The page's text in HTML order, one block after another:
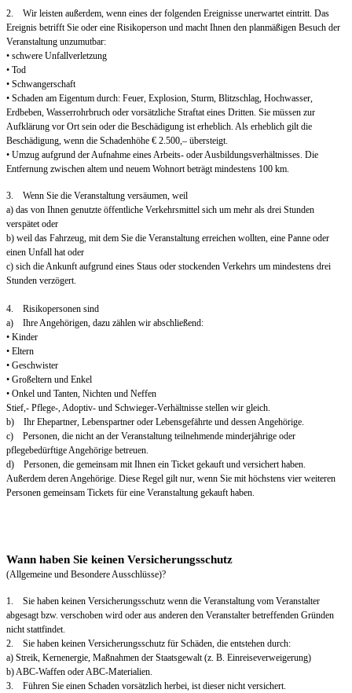
2. Wir leisten außerdem, wenn eines der folgenden Ereignisse unerwartet eintritt. Das
Ereignis betrifft Sie oder eine Risikoperson und macht Ihnen den planmäßigen Besuch der
Veranstaltung unzumutbar:
• schwere Unfallverletzung
• Tod
• Schwangerschaft
• Schaden am Eigentum durch: Feuer, Explosion, Sturm, Blitzschlag, Hochwasser,
Erdbeben, Wasserrohrbruch oder vorsätzliche Straftat eines Dritten. Sie müssen zur
Aufklärung vor Ort sein oder die Beschädigung ist erheblich. Als erheblich gilt die
Beschädigung, wenn die Schadenhöhe € 2.500,– übersteigt.
• Umzug aufgrund der Aufnahme eines Arbeits- oder Ausbildungsverhältnisses. Die
Entfernung zwischen altem und neuem Wohnort beträgt mindestens 100 km.
3. Wenn Sie die Veranstaltung versäumen, weil
a) das von Ihnen genutzte öffentliche Verkehrsmittel sich um mehr als drei Stunden
verspätet oder
b) weil das Fahrzeug, mit dem Sie die Veranstaltung erreichen wollten, eine Panne oder
einen Unfall hat oder
c) sich die Ankunft aufgrund eines Staus oder stockenden Verkehrs um mindestens drei
Stunden verzögert.
4. Risikopersonen sind
a) Ihre Angehörigen, dazu zählen wir abschließend:
• Kinder
• Eltern
• Geschwister
• Großeltern und Enkel
• Onkel und Tanten, Nichten und Neffen
Stief,- Pflege-, Adoptiv- und Schwieger-Verhältnisse stellen wir gleich.
b) Ihr Ehepartner, Lebenspartner oder Lebensgefährte und dessen Angehörige.
c) Personen, die nicht an der Veranstaltung teilnehmende minderjährige oder
pflegebedürftige Angehörige betreuen.
d) Personen, die gemeinsam mit Ihnen ein Ticket gekauft und versichert haben.
Außerdem deren Angehörige. Diese Regel gilt nur, wenn Sie mit höchstens vier weiteren
Personen gemeinsam Tickets für eine Veranstaltung gekauft haben.
Wann haben Sie keinen Versicherungsschutz
(Allgemeine und Besondere Ausschlüsse)?
1. Sie haben keinen Versicherungsschutz wenn die Veranstaltung vom Veranstalter
abgesagt bzw. verschoben wird oder aus anderen den Veranstalter betreffenden Gründen
nicht stattfindet.
2. Sie haben keinen Versicherungsschutz für Schäden, die entstehen durch:
a) Streik, Kernenergie, Maßnahmen der Staatsgewalt (z. B. Einreiseverweigerung)
b) ABC-Waffen oder ABC-Materialien.
3. Führen Sie einen Schaden vorsätzlich herbei, ist dieser nicht versichert.